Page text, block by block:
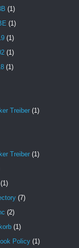
(1)
(1)
(1)
(1)
(1)
Treiber (1)
Treiber (1)
(1)
(7)
(2)
(1)
Policy (1)